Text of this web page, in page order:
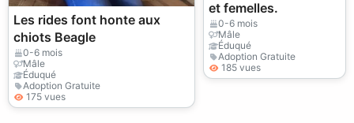
Les rides font honte aux
chiots Beagle
0-6 mois
Mâle
Éduqué
Adoption Gratuite
175 vues
et femelles.
0-6 mois
Mâle
Éduqué
Adoption Gratuite
185 vues